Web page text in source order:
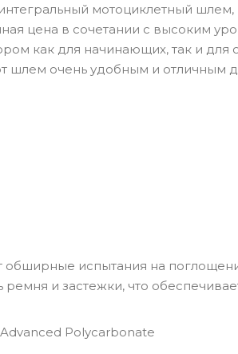
мотоциклетный шлем,
цена в сочетании с высоким
как для начинающих, так и для
шлем очень удобным и отличным
обширные испытания на
и застежки, что
Polycarbonate